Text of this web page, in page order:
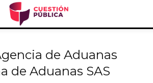
de Aduanas
de Aduanas SAS